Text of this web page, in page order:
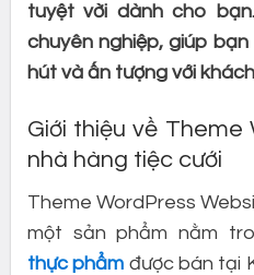
tuyệt vời dành cho
chuyên nghiệp, giúp
hút và ấn tượng với
Giới thiệu về Theme
nhà hàng tiệc cưới
Theme WordPress
một sản phẩm nằm
thực phẩm được bán tại